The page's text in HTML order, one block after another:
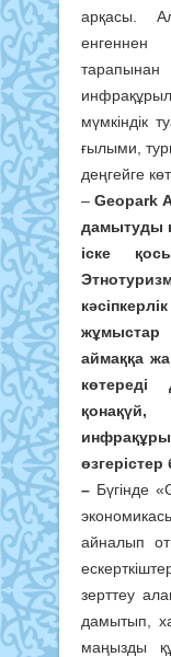
арқасы.
мүмкіндік
ғылыми,
деңгейге
–Geopark
дамытуды
іске
аймаққа
қонақүй,
– Бүгінде
айналып
зерттеу
дамытып,
маңызды